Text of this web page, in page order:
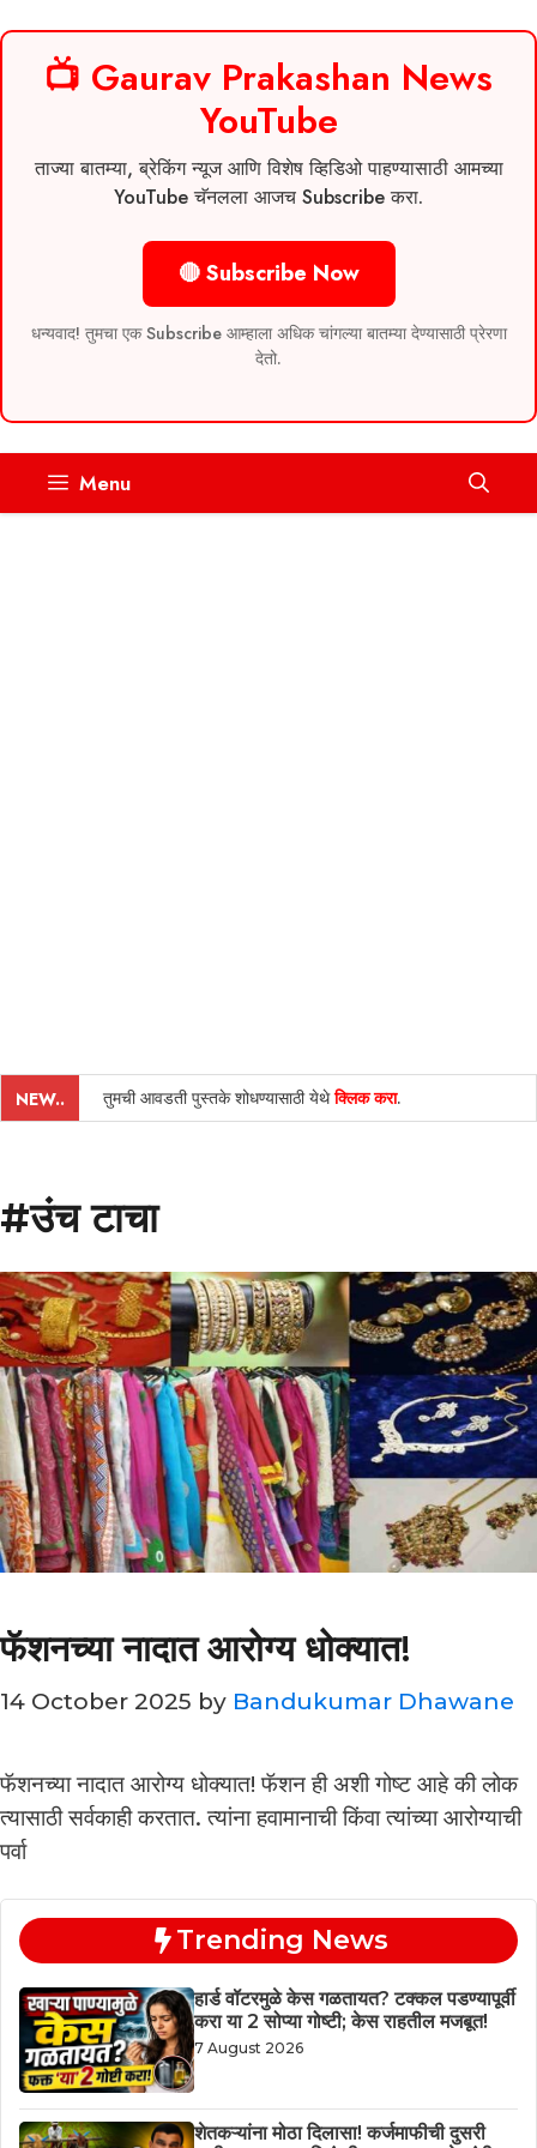
📺 Gaurav Prakashan News
YouTube
ताज्या बातम्या, ब्रेकिंग न्यूज आणि विशेष व्हिडिओ पाहण्यासाठी आमच्या
YouTube चॅनलला आजच Subscribe करा.
🔴 Subscribe Now
धन्यवाद! तुमचा एक Subscribe आम्हाला अधिक चांगल्या बातम्या देण्यासाठी प्रेरणा
देतो.
Menu
NEW.. तुमची आवडती पुस्तके शोधण्यासाठी येथेक्लिक करा.
#उंच टाचा
फॅशनच्या नादात आरोग्य धोक्यात!
14 October 2025 by Bandukumar Dhawane
फॅशनच्या नादात आरोग्य धोक्यात! फॅशन ही अशी गोष्ट आहे की लोक
त्यासाठी सर्वकाही करतात. त्यांना हवामानाची किंवा त्यांच्या आरोग्याची
पर्वा
Trending News
हार्ड वॉटरमुळे केस गळतायत? टक्कल पडण्यापूर्वी
करा या 2 सोप्या गोष्टी; केस राहतील मजबूत!
7 August 2026
शेतकऱ्यांना मोठा दिलासा! कर्जमाफीची दुसरी